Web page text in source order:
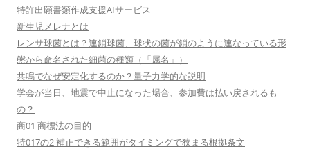
特許出願書類作成支援AIサービス
新生児メレナとは
レンサ球菌とは？連鎖球菌、球状の菌が鎖のように連なっている形
態から命名された細菌の種類（「属名」）
共鳴でなぜ安定化するのか？量子力学的な説明
学会が当日、地震で中止になった場合、参加費は払い戻されるも
の？
商01 商標法の目的
特017の2 補正できる範囲がタイミングで狭まる根拠条文